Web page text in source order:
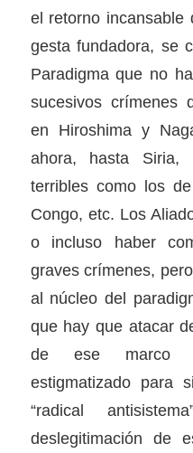
el retorno incansable
gesta fundadora, se
Paradigma que no
sucesivos crímenes
en Hiroshima y
ahora, hasta Siria,
terribles como los
Congo, etc. Los
o incluso haber
graves crímenes,
al núcleo del
que hay que atacar
de ese marco
estigmatizado para
“radical
deslegitimación de